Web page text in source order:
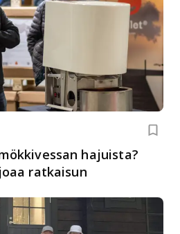
hajuista?
ratkaisun